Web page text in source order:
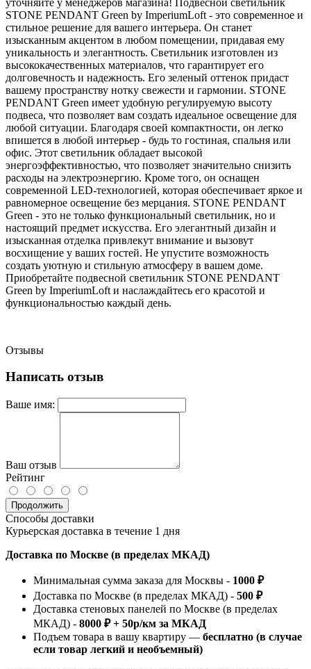
STONE PENDANT Green by ImperiumLoft - это современное и
стильное решение для вашего интерьера. Он станет
изысканным акцентом в любом помещении, придавая ему
уникальность и элегантность. Светильник изготовлен из
высококачественных материалов, что гарантирует его
долговечность и надежность. Его зеленый оттенок придаст
вашему пространству нотку свежести и гармонии. STONE
PENDANT Green имеет удобную регулируемую высоту
подвеса, что позволяет вам создать идеальное освещение для
любой ситуации. Благодаря своей компактности, он легко
впишется в любой интерьер - будь то гостиная, спальня или
офис. Этот светильник обладает высокой
энергоэффективностью, что позволяет значительно снизить
расходы на электроэнергию. Кроме того, он оснащен
современной LED-технологией, которая обеспечивает яркое и
равномерное освещение без мерцания. STОNE PENDANT
Green - это не только функциональный светильник, но и
настоящий предмет искусства. Его элегантный дизайн и
изысканная отделка привлекут внимание и вызовут
восхищение у ваших гостей. Не упустите возможность
создать уютную и стильную атмосферу в вашем доме.
Приобретайте подвесной светильник STONE PENDANT
Green by ImperiumLoft и наслаждайтесь его красотой и
функциональностью каждый день.
Отзывы
Написать отзыв
Ваше имя:
Ваш отзыв
Рейтинг
Продолжить
Способы доставки
Курьерская доставка в течение 1 дня
Доставка по Москве (в пределах МКАД)
Минимальная сумма заказа для Москвы - 1000 ₽
Доставка по Москве (в пределах МКАД) - 500 ₽
Доставка стеновых панелей по Москве (в пределах
МКАД) - 8000 ₽ + 50р/км за МКАД
Подъем товара в вашу квартиру — бесплатно (в случае
если товар легкий и необъемный)